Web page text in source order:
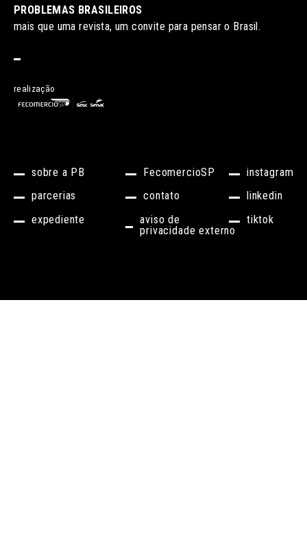
sobre a PB
parcerias
expediente
FecomercioSP
contato
aviso de
privacidade externo
instagram
linkedin
tiktok
PROBLEMAS BRASILEIROS
mais que uma revista, um convite para pensar o Brasil.
realização